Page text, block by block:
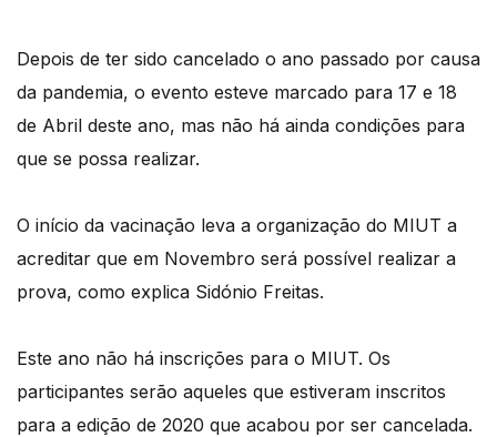
Depois de ter sido cancelado o ano passado por causa
da pandemia, o evento esteve marcado para 17 e 18
de Abril deste ano, mas não há ainda condições para
que se possa realizar.
O início da vacinação leva a organização do MIUT a
acreditar que em Novembro será possível realizar a
prova, como explica Sidónio Freitas.
Este ano não há inscrições para o MIUT. Os
participantes serão aqueles que estiveram inscritos
para a edição de 2020 que acabou por ser cancelada.